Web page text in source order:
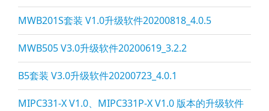
MWB201S套装 V1.0升级软件20200818_4.0.5
MWB505 V3.0升级软件20200619_3.2.2
B5套装 V3.0升级软件20200723_4.0.1
MIPC331-X V1.0、MIPC331P-X V1.0 版本的升级软件